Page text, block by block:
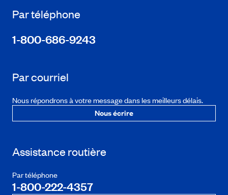
Par téléphone
1-800-686-9243
Par courriel
Nous répondrons à votre message dans les meilleurs délais.
Nous écrire
Assistance routière
Par téléphone
1-800-222-4357